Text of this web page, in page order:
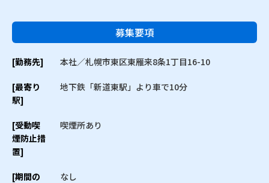
募集要項
[勤務先] 本社／札幌市東区東雁来8条1丁目16-10
[最寄り
駅]
地下鉄「新道東駅」より車で10分
[受動喫
煙防止措
置]
喫煙所あり
[期間の
なし